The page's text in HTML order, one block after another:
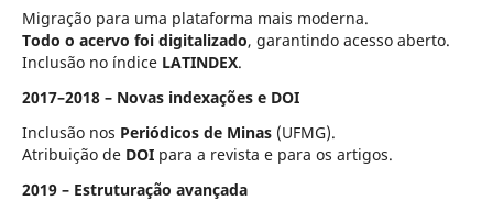
Migração para uma plataforma mais moderna.
Todo o acervo foi digitalizado, garantindo acesso aberto.
Inclusão no índice LATINDEX.
2017–2018 – Novas indexações e DOI
Inclusão nos Periódicos de Minas(UFMG).
Atribuição de DOIpara a revista e para os artigos.
2019 – Estruturação avançada